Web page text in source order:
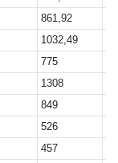
861,92
1032,49
775
1308
849
526
457